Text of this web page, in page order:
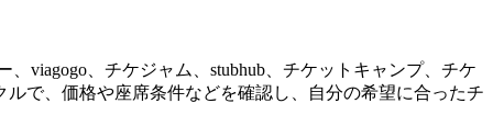
viagogo、チケジャム、stubhub、チケットキャンプ、チケ
で、価格や座席条件などを確認し、自分の希望に合ったチ